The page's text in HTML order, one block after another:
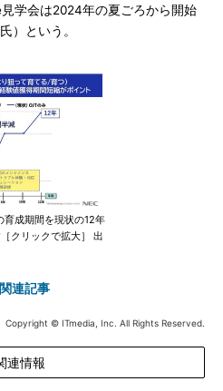
学会は2024年の夏ごろから開始
）という。
育成期間を現状の12年
クリックで拡大］ 出
連記事
Copyright © ITmedia, Inc. All Rights Reserved.
連情報